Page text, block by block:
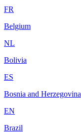
FR
Belgium
NL
Bolivia
ES
Bosnia and Herzegovina
EN
Brazil